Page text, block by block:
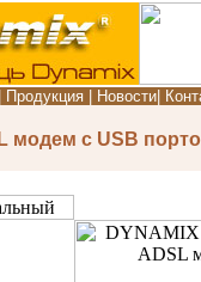
Продукция Новости
модем с USB